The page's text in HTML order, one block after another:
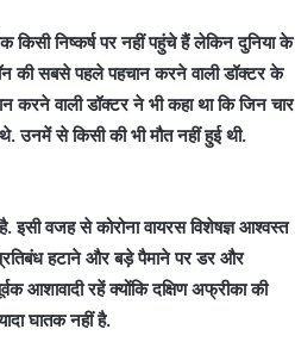
निष्कर्ष पर नहीं पहुंचे हैं लेकिन दुनिया के
की सबसे पहले पहचान करने वाली डॉक्टर के
करने वाली डॉक्टर ने भी कहा था कि जिन चार
उनमें से किसी की भी मौत नहीं हुई थी.
वजह से कोरोना वायरस विशेषज्ञ आश्वस्त
हटाने और बड़े पैमाने पर डर और
आशावादी रहें क्योंकि दक्षिण अफ्रीका की
घातक नहीं है.